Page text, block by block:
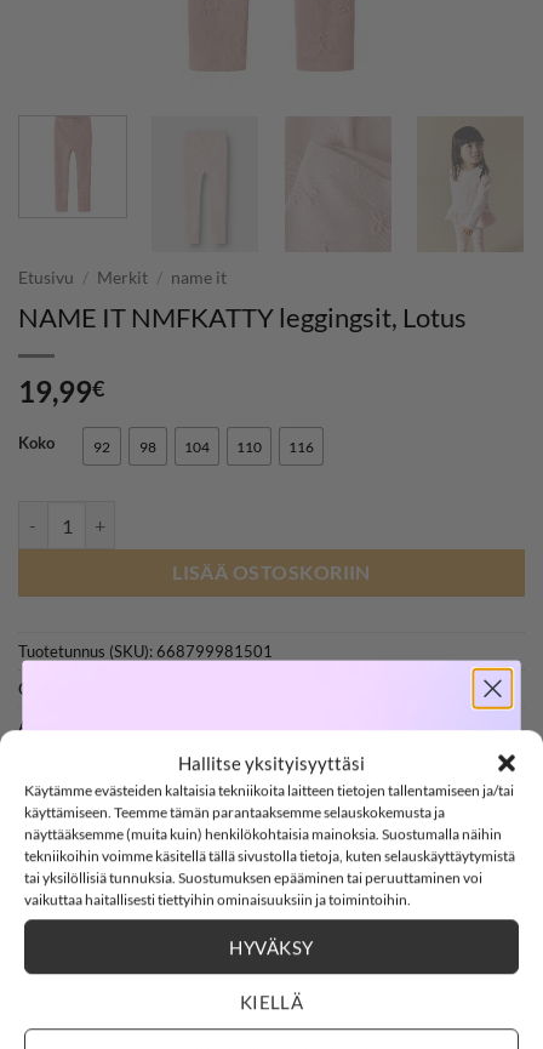
Hallitse yksityisyyttäsi
Käytämme evästeiden kaltaisia tekniikoita laitteen tietojen tallentamiseen ja/tai
käyttämiseen. Teemme tämän parantaaksemme selauskokemusta ja
näyttääksemme (muita kuin) henkilökohtaisia mainoksia. Suostumalla näihin
tekniikoihin voimme käsitellä tällä sivustolla tietoja, kuten selauskäyttäytymistä
tai yksilöllisiä tunnuksia. Suostumuksen epääminen tai peruuttaminen voi
vaikuttaa haitallisesti tiettyihin ominaisuuksiin ja toimintoihin.
HYVÄKSY
KIELLÄ
Etusivu / Merkit / name it
NAME IT NMFKATTY leggingsit, Lotus
19,99€
Koko 92 98 104 110 116
LISÄÄ OSTOSKORIIN
Tuotetunnus (SKU):668799981501
Osastot:
Avainsana tuotteelleName It
KUVAUS
ARVIOT (0)
Name it NMFKATTY leggingsit, Lotus
SOFTSHELL
-15%
15% ALENNUS KOODILLA:SOFTSHELL15
Countdown ends in:
0208::30
30:28